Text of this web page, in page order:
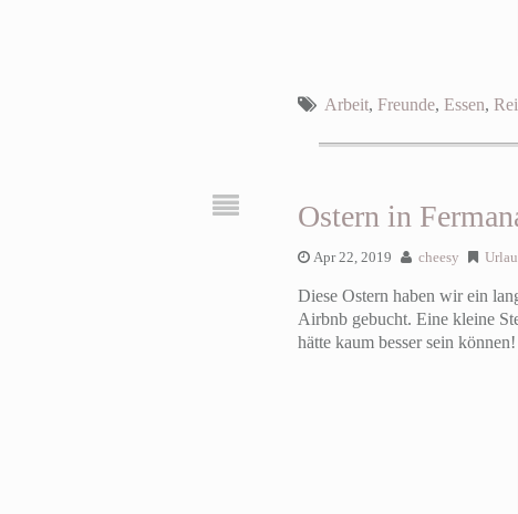
Arbeit, Freunde, Essen,
Ostern in
Apr 22, 2019 cheesy
Diese Ostern haben wir ein
Airbnb gebucht. Eine kleine
hätte kaum besser sein können!